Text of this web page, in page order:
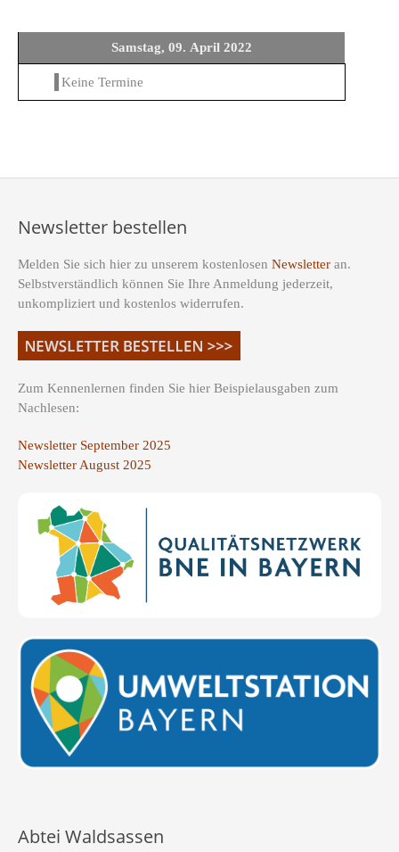
Samstag, 09. April 2022
Keine Termine
Newsletter bestellen
Melden Sie sich hier zu unserem kostenlosen Newsletter an.
Selbstverständlich können Sie Ihre Anmeldung jederzeit,
unkompliziert und kostenlos widerrufen.
Zum Kennenlernen finden Sie hier Beispielausgaben zum
Nachlesen:
Newsletter September 2025
Newsletter August 2025
Abtei Waldsassen